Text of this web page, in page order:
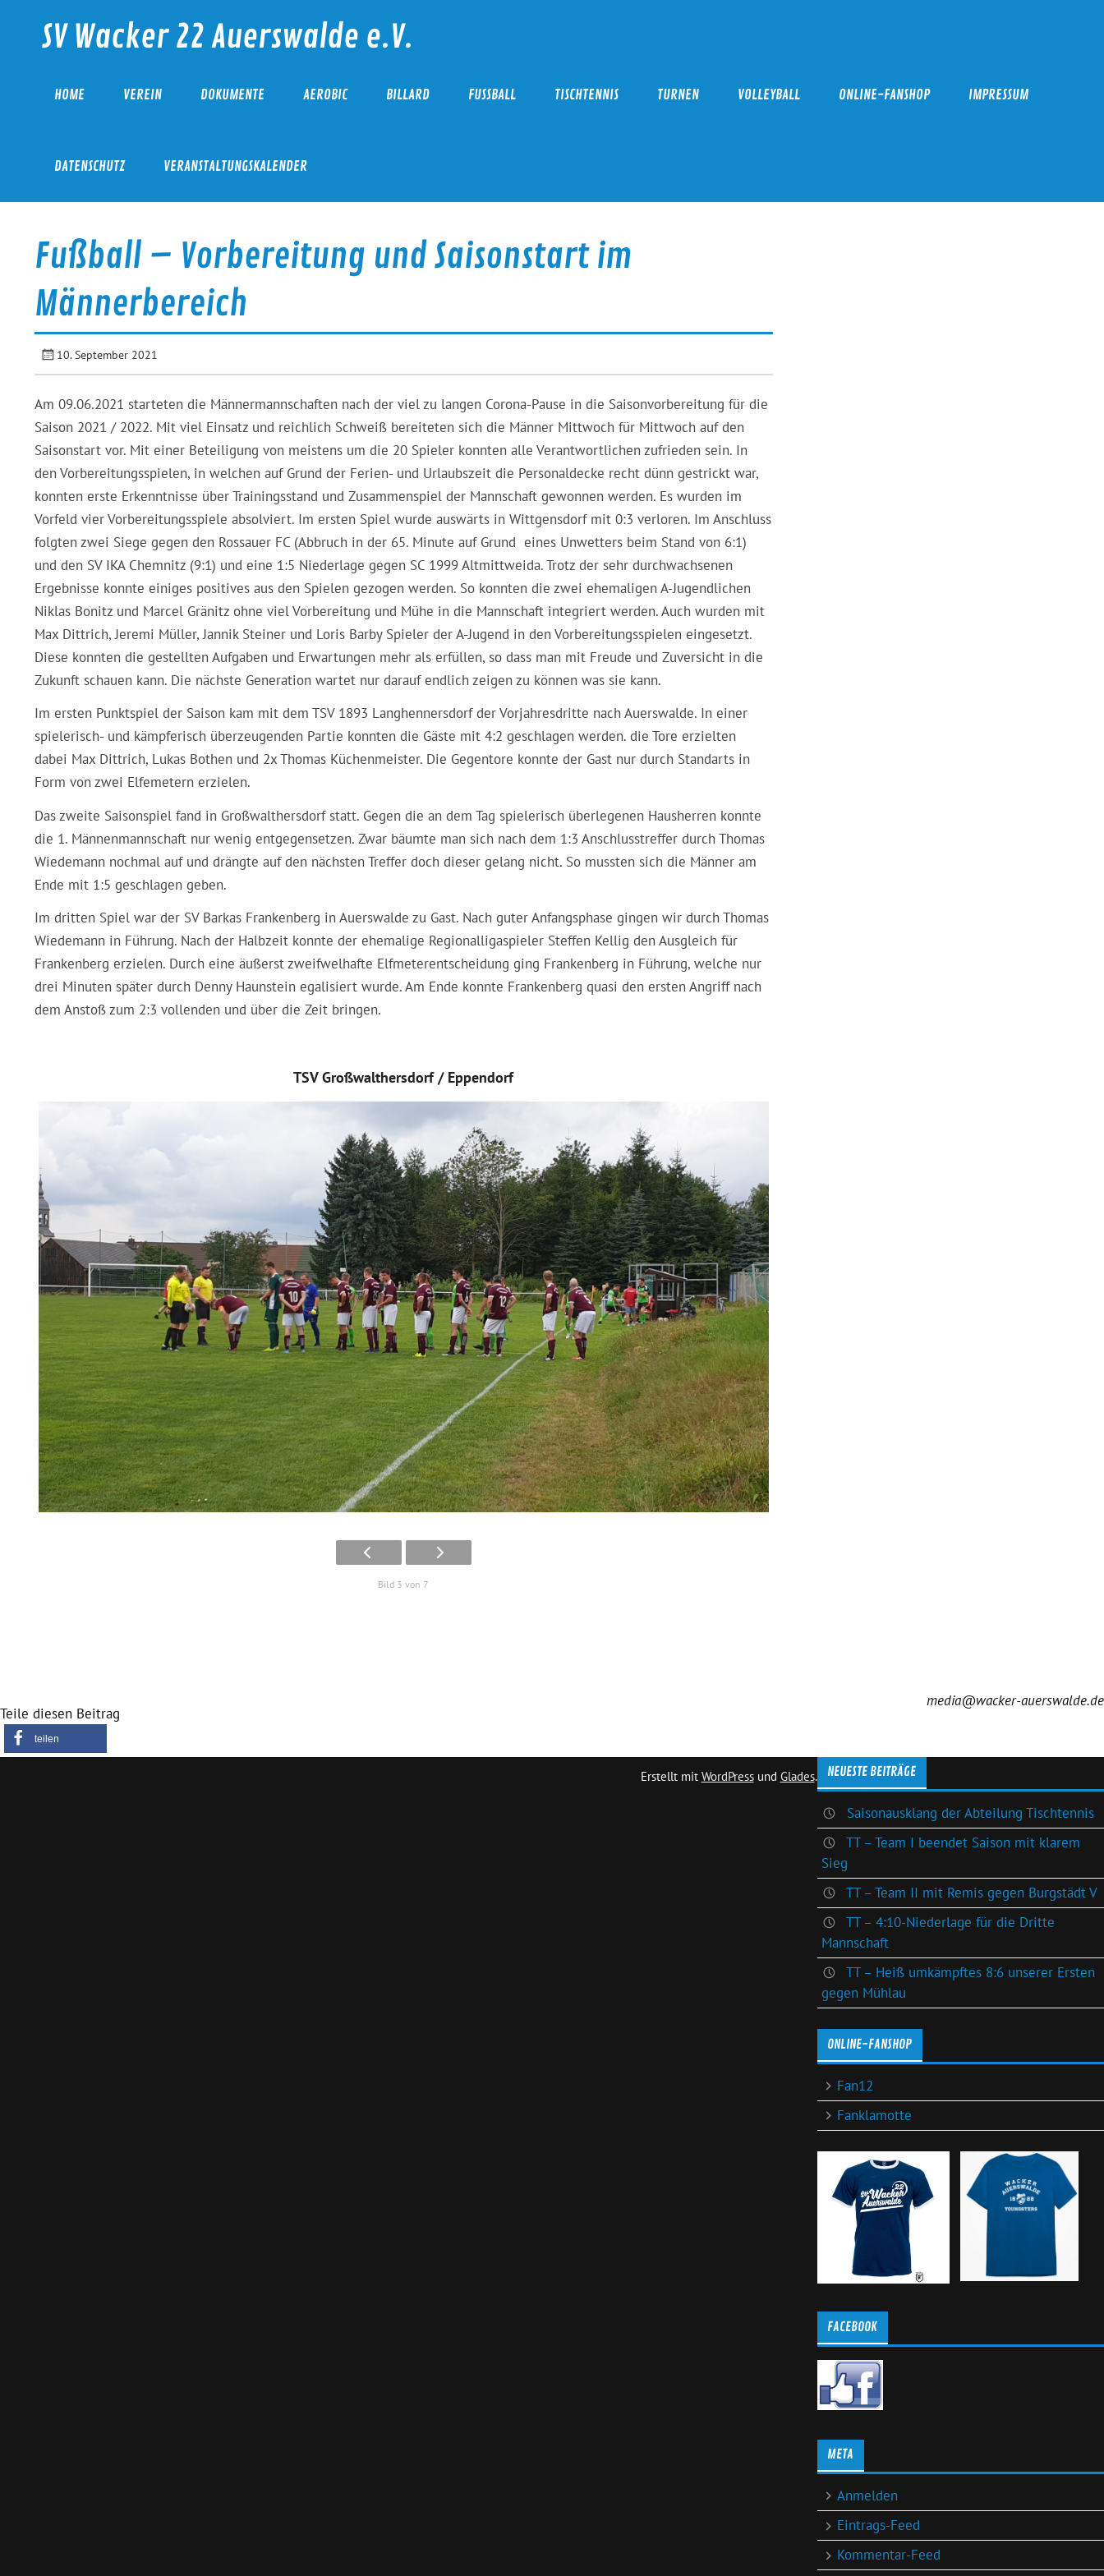
contentSV Wacker 22 Auerswalde e.V.
HOME VEREIN DOKUMENTE AEROBIC BILLARD FUSSBALL TISCHTENNIS TURNEN VOLLEYBALL ONLINE-FANSHOP IMPRESSUM
DATENSCHUTZ VERANSTALTUNGSKALENDER
Fußball – Vorbereitung und Saisonstart im
Männerbereich
10. September 2021
Am 09.06.2021 starteten die Männermannschaften nach der viel zu langen Corona-Pause in die Saisonvorbereitung für die
Saison 2021 / 2022. Mit viel Einsatz und reichlich Schweiß bereiteten sich die Männer Mittwoch für Mittwoch auf den
Saisonstart vor. Mit einer Beteiligung von meistens um die 20 Spieler konnten alle Verantwortlichen zufrieden sein. In
den Vorbereitungsspielen, in welchen auf Grund der Ferien- und Urlaubszeit die Personaldecke recht dünn gestrickt war,
konnten erste Erkenntnisse über Trainingsstand und Zusammenspiel der Mannschaft gewonnen werden. Es wurden im
Vorfeld vier Vorbereitungsspiele absolviert. Im ersten Spiel wurde auswärts in Wittgensdorf mit 0:3 verloren. Im Anschluss
folgten zwei Siege gegen den Rossauer FC (Abbruch in der 65. Minute auf Grund eines Unwetters beim Stand von 6:1)
und den SV IKA Chemnitz (9:1) und eine 1:5 Niederlage gegen SC 1999 Altmittweida. Trotz der sehr durchwachsenen
Ergebnisse konnte einiges positives aus den Spielen gezogen werden. So konnten die zwei ehemaligen A-Jugendlichen
Niklas Bonitz und Marcel Gränitz ohne viel Vorbereitung und Mühe in die Mannschaft integriert werden. Auch wurden mit
Max Dittrich, Jeremi Müller, Jannik Steiner und Loris Barby Spieler der A-Jugend in den Vorbereitungsspielen eingesetzt.
Diese konnten die gestellten Aufgaben und Erwartungen mehr als erfüllen, so dass man mit Freude und Zuversicht in die
Zukunft schauen kann. Die nächste Generation wartet nur darauf endlich zeigen zu können was sie kann.
Im ersten Punktspiel der Saison kam mit dem TSV 1893 Langhennersdorf der Vorjahresdritte nach Auerswalde. In einer
spielerisch- und kämpferisch überzeugenden Partie konnten die Gäste mit 4:2 geschlagen werden. die Tore erzielten
dabei Max Dittrich, Lukas Bothen und 2x Thomas Küchenmeister. Die Gegentore konnte der Gast nur durch Standarts in
Form von zwei Elfemetern erzielen.
Das zweite Saisonspiel fand in Großwalthersdorf statt. Gegen die an dem Tag spielerisch überlegenen Hausherren konnte
die 1. Männenmannschaft nur wenig entgegensetzen. Zwar bäumte man sich nach dem 1:3 Anschlusstreffer durch Thomas
Wiedemann nochmal auf und drängte auf den nächsten Treffer doch dieser gelang nicht. So mussten sich die Männer am
Ende mit 1:5 geschlagen geben.
Im dritten Spiel war der SV Barkas Frankenberg in Auerswalde zu Gast. Nach guter Anfangsphase gingen wir durch Thomas
Wiedemann in Führung. Nach der Halbzeit konnte der ehemalige Regionalligaspieler Steffen Kellig den Ausgleich für
Frankenberg erzielen. Durch eine äußerst zweifwelhafte Elfmeterentscheidung ging Frankenberg in Führung, welche nur
drei Minuten später durch Denny Haunstein egalisiert wurde. Am Ende konnte Frankenberg quasi den ersten Angriff nach
dem Anstoß zum 2:3 vollenden und über die Zeit bringen.
TSV Großwalthersdorf / Eppendorf
Bild 3 von 7
media@wacker-auerswalde.de
Teile diesen Beitrag
teilen
NEUESTE BEITRÄGE
Saisonausklang der Abteilung Tischtennis
TT – Team I beendet Saison mit klarem
Sieg
TT – Team II mit Remis gegen Burgstädt V
TT – 4:10-Niederlage für die Dritte
Mannschaft
TT – Heiß umkämpftes 8:6 unserer Ersten
gegen Mühlau
ONLINE-FANSHOP
Fan12
Fanklamotte
FACEBOOK
META
Anmelden
Eintrags-Feed
Kommentar-Feed
Erstellt mit WordPressund Glades.